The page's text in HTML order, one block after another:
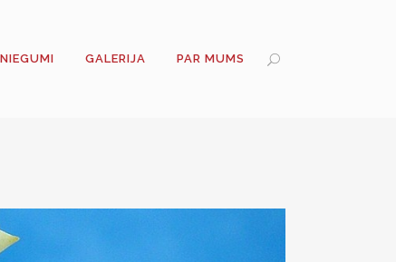
GALERIJA PAR MUMS